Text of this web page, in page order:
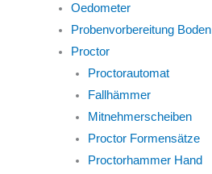
Oedometer
Probenvorbereitung Boden
Proctor
Proctorautomat
Fallhämmer
Mitnehmerscheiben
Proctor Formensätze
Proctorhammer Hand